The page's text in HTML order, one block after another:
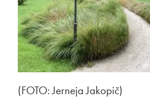
(FOTO: Jerneja Jakopič)